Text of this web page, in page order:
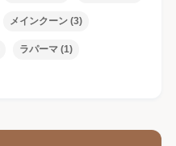
メインクーン(3)
ラパーマ(1)